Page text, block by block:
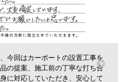
ていただきました。予算内にお
も実現できるような、納得いく
満足しています。工事の方も感